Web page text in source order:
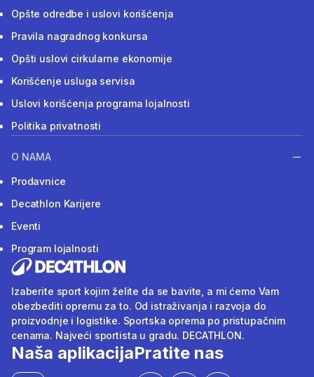
Opšte odredbe i uslovi korišćenja
Pravila nagradnog konkursa
Opšti uslovi cirkularne ekonomije
Korišćenje usluga servisa
Uslovi korišćenja programa lojalnosti
Politika privatnosti
O NAMA
Prodavnice
Decathlon Karijere
Eventi
Program lojalnosti
Izaberite sport kojim želite da se bavite, a mi ćemo Vam
obezbediti opremu za to. Od istraživanja i razvoja do
proizvodnje i logistike. Sportska oprema po pristupačnim
cenama. Najveći sportista u gradu. DECATHLON.
Naša aplikacijaPratite nas